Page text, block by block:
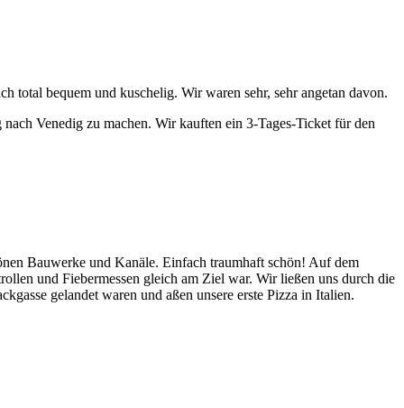
total bequem und kuschelig. Wir waren sehr, sehr angetan davon.
Venedig zu machen. Wir kauften ein 3-Tages-Ticket für den
Bauwerke und Kanäle. Einfach traumhaft schön! Auf dem
und Fiebermessen gleich am Ziel war. Wir ließen uns durch die
gelandet waren und aßen unsere erste Pizza in Italien.